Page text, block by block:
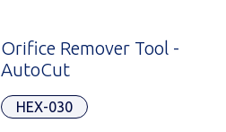
Orifice Remover Tool -
AutoCut
HEX-030